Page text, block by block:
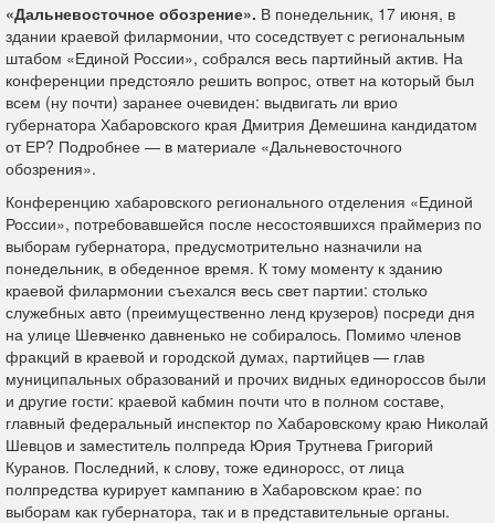
«Дальневосточное обозрение». В понедельник, 17 июня, в
здании краевой филармонии, что соседствует с региональным
штабом «Единой России», собрался весь партийный актив. На
конференции предстояло решить вопрос, ответ на который был
всем (ну почти) заранее очевиден: выдвигать ли врио
губернатора Хабаровского края Дмитрия Демешина кандидатом
от ЕР? Подробнее — в материале «Дальневосточного
обозрения».
Конференцию хабаровского регионального отделения «Единой
России», потребовавшейся после несостоявшихся праймериз по
выборам губернатора, предусмотрительно назначили на
понедельник, в обеденное время. К тому моменту к зданию
краевой филармонии съехался весь свет партии: столько
служебных авто (преимущественно ленд крузеров) посреди дня
на улице Шевченко давненько не собиралось. Помимо членов
фракций в краевой и городской думах, партийцев — глав
муниципальных образований и прочих видных единороссов были
и другие гости: краевой кабмин почти что в полном составе,
главный федеральный инспектор по Хабаровскому краю Николай
Шевцов и заместитель полпреда Юрия Трутнева Григорий
Куранов. Последний, к слову, тоже единоросс, от лица
полпредства курирует кампанию в Хабаровском крае: по
выборам как губернатора, так и в представительные органы.